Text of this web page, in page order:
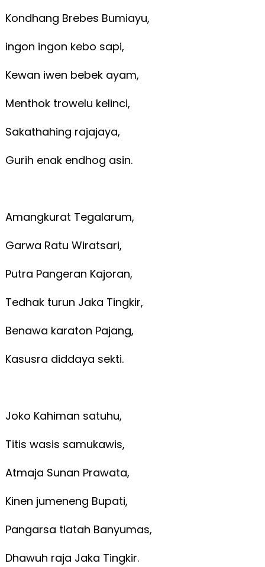
Kondhang Brebes Bumiayu,
ingon ingon kebo sapi,
Kewan iwen bebek ayam,
Menthok trowelu kelinci,
Sakathahing rajajaya,
Gurih enak endhog asin.
Amangkurat Tegalarum,
Garwa Ratu Wiratsari,
Putra Pangeran Kajoran,
Tedhak turun Jaka Tingkir,
Benawa karaton Pajang,
Kasusra diddaya sekti.
Joko Kahiman satuhu,
Titis wasis samukawis,
Atmaja Sunan Prawata,
Kinen jumeneng Bupati,
Pangarsa tlatah Banyumas,
Dhawuh raja Jaka Tingkir.